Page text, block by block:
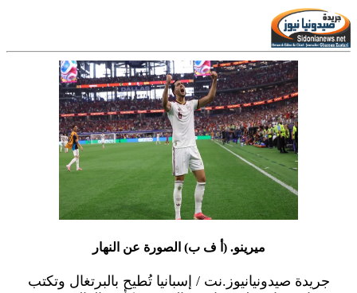
ميرينو. (أ ف ب) الصورة عن النهار
جريدة صيدونيانيوز.نت / إسبانيا تُطيح بالبرتغال وتكتب